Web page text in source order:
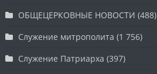
ОБЩЕЦЕРКОВНЫЕ НОВОСТИ (488)
Служение митрополита (1 756)
Служение Патриарха (397)